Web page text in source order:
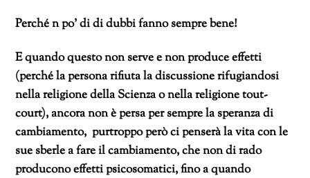
Perché n po’ di di dubbi fanno sempre bene!
E quando questo non serve e non produce effetti
(perché la persona rifiuta la discussione rifugiandosi
nella religione della Scienza o nella religione tout-
court), ancora non è persa per sempre la speranza di
cambiamento, purtroppo però ci penserà la vita con le
sue sberle a fare il cambiamento, che non di rado
producono effetti psicosomatici, fino a quando